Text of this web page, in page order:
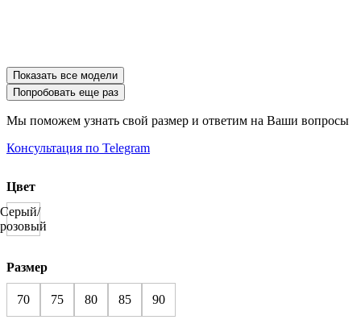
Показать все модели
Попробовать еще раз
Мы поможем узнать свой размер и ответим на Ваши вопросы
Консультация по Telegram
Цвет
Серый/
розовый
Размер
70 75 80 85 90